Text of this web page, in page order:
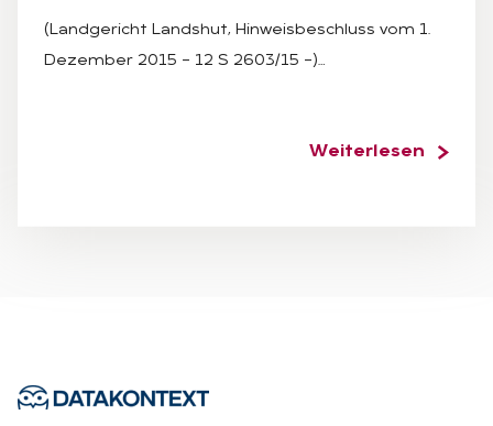
(Landgericht Landshut, Hinweisbeschluss vom 1.
Dezember 2015 – 12 S 2603/15 –)…
Weiterlesen